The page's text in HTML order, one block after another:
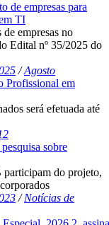
de empresas para
TI
de empresas no
Edital nº 35/2025 do
/Agosto
Profissional em
será efetuada até
sobre
do projeto,
/Notícias de